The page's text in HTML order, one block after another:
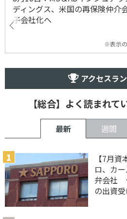
ディングス、米国の再保険仲介
子会社化へ
※表示の
アクセスラ
【総合】よく読まれて
最新 週間
【7月
ロ、カ
弁会社
の出資